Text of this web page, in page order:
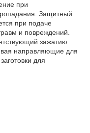
при
Защитный
при подаче
и повреждений.
зажатию
направляющие для
для